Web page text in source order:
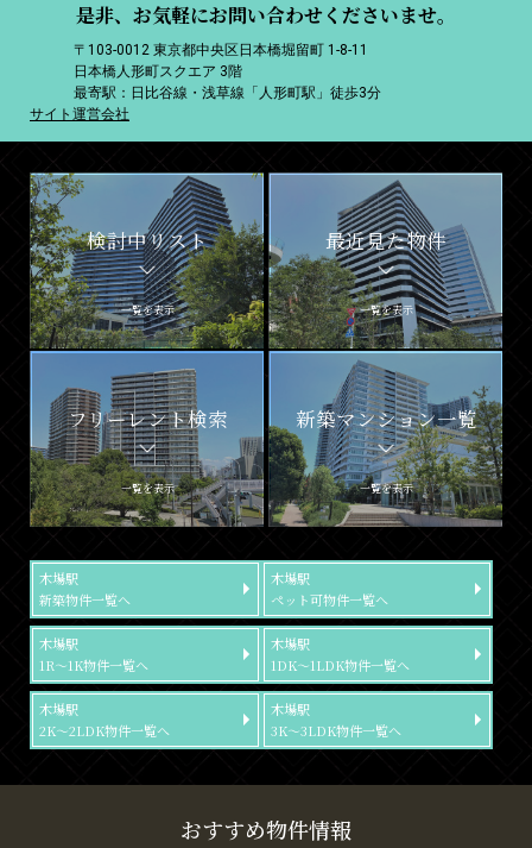
是非、お気軽にお問い合わせくださいませ。
〒103-0012 東京都中央区日本橋堀留町 1-8-11
日本橋人形町スクエア 3階
最寄駅：日比谷線・浅草線「人形町駅」徒歩3分
サイト運営会社
検討中リスト
一覧を表示
最近見た物件
一覧を表示
フリーレント検索
一覧を表示
新築マンション一覧
一覧を表示
木場駅
新築物件一覧へ
木場駅
ペット可物件一覧へ
木場駅
1R～1K物件一覧へ
木場駅
1DK～1LDK物件一覧へ
木場駅
2K～2LDK物件一覧へ
木場駅
3K～3LDK物件一覧へ
おすすめ物件情報